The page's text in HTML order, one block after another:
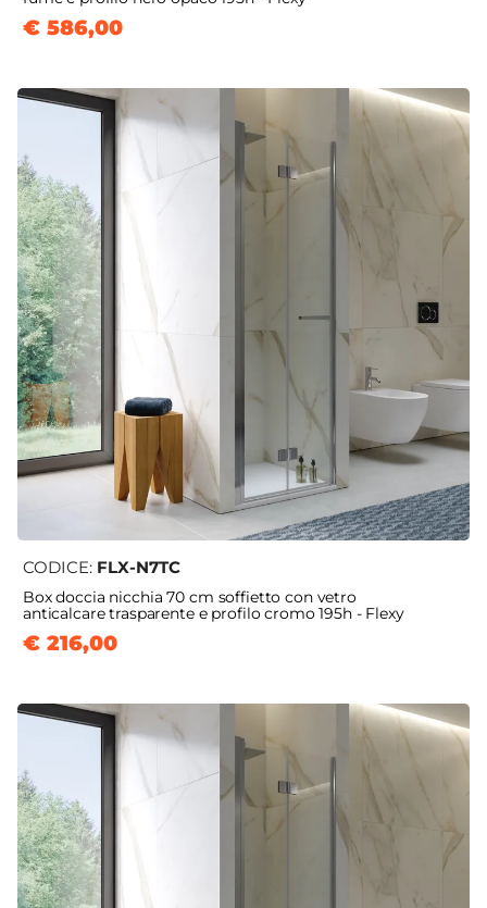
€ 586,00
CODICE: FLX-N7TC
Box doccia nicchia 70 cm soffietto con vetro
anticalcare trasparente e profilo cromo 195h - Flexy
€ 216,00